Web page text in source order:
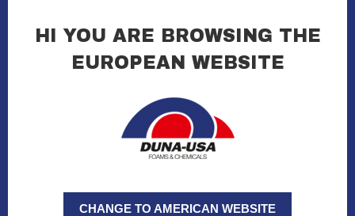
HI YOU ARE BROWSING THE
EUROPEAN WEBSITE
CHANGE TO AMERICAN WEBSITE